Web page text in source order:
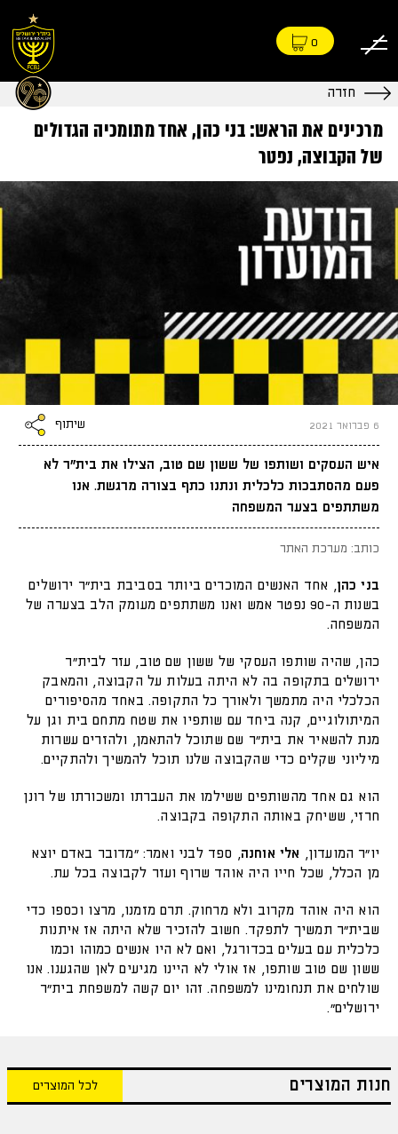
0
חזרה
מרכינים את הראש: בני כהן, אחד מתומכיה הגדולים
של הקבוצה, נפטר
6 פברואר 2021 שיתוף
איש העסקים ושותפו של ששון שם טוב, הצילו את בית"ר לא
פעם מהסתבכות כלכלית ונתנו כתף בצורה מרגשת. אנו
משתתפים בצער המשפחה
כותב: מערכת האתר
בני כהן, אחד האנשים המוכרים ביותר בסביבת בית"ר ירושלים
בשנות ה-90 נפטר אמש ואנו משתתפים מעומק הלב בצערה של
המשפחה.
כהן, שהיה שותפו העסקי של ששון שם טוב, עזר לבית"ר
ירושלים בתקופה בה לא היתה בעלות על הקבוצה, והמאבק
הכלכלי היה מתמשך ולאורך כל התקופה. באחד מהסיפורים
המיתולוגיים, קנה ביחד עם שותפיו את שטח מתחם בית וגן על
מנת להשאיר את בית"ר שם שתוכל להתאמן, ולהזרים עשרות
מיליוני שקלים כדי שהקבוצה שלנו תוכל להמשיך ולהתקיים.
הוא גם אחד מהשותפים ששילמו את העברתו ומשכורתו של רונן
חרזי, ששיחק באותה התקופה בקבוצה.
יו"ר המועדון, אלי אוחנה, ספד לבני ואמר: "מדובר באדם יוצא
מן הכלל, שכל חייו היה אוהד שרוף ועזר לקבוצה בכל עת.
הוא היה אוהד מקרוב ולא מרחוק. תרם מזמנו, מרצו וכספו כדי
שבית"ר תמשיך לתפקד. חשוב להזכיר שלא היתה אז איתנות
כלכלית עם בעלים בכדורגל, ואם לא היו אנשים כמוהו וכמו
ששון שם טוב שותפו, אז אולי לא היינו מגיעים לאן שהגענו. אנו
שולחים את תנחומינו למשפחה. זהו יום קשה למשפחת בית"ר
ירושלים".
חנות המוצרים לכל המוצרים